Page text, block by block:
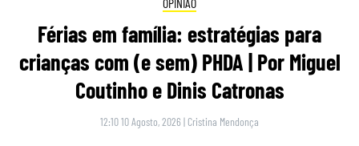
Férias em família: estratégias para
crianças com (e sem) PHDA | Por Miguel
Coutinho e Dinis Catronas
12:10 10 Agosto, 2026 | Cristina Mendonça